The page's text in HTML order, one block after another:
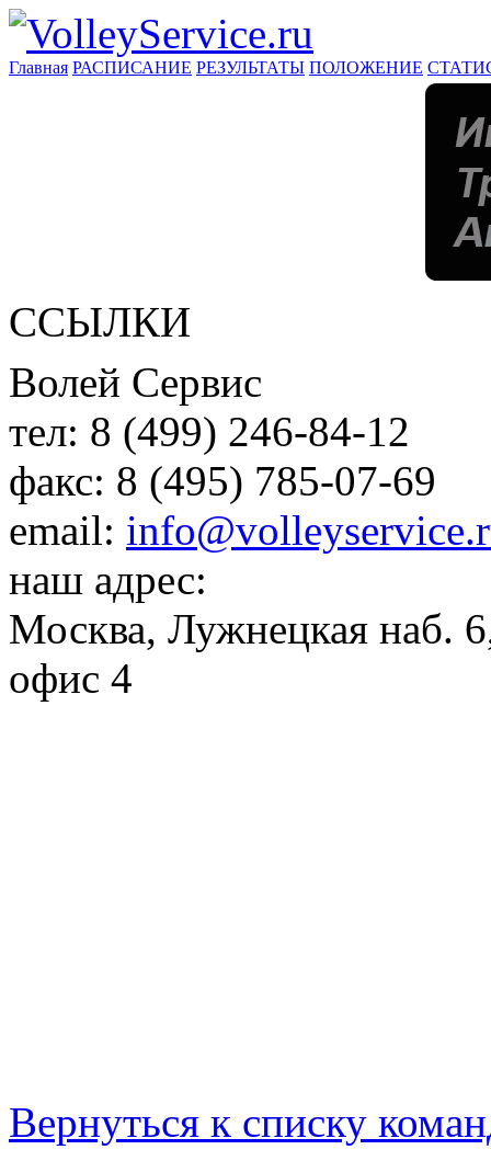
Главная РАСПИСАНИЕ РЕЗУЛЬТАТЫ ПОЛОЖЕНИЕ
ССЫЛКИ
Волей Сервис
тел: 8 (499) 246-84-12
факс: 8 (495) 785-07-69
email:
наш адрес:
Москва, Лужнецкая наб.
офис 4
Вернуться к списку